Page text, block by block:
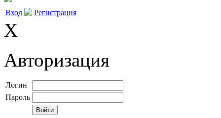
Вход Регистрация
X
Авторизация
Логин
Пароль